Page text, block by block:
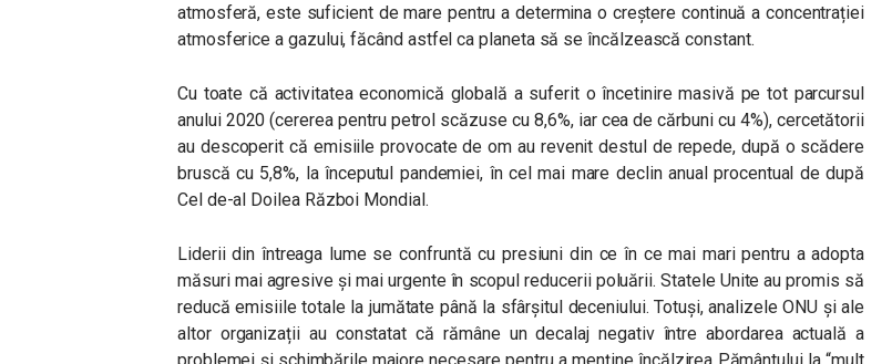
atmosferă, este suficient de mare pentru a determina o creștere continuă a concentrației
atmosferice a gazului, făcând astfel ca planeta să se încălzească constant.
Cu toate că activitatea economică globală a suferit o încetinire masivă pe tot parcursul
anului 2020 (cererea pentru petrol scăzuse cu 8,6%, iar cea de cărbuni cu 4%), cercetătorii
au descoperit că emisiile provocate de om au revenit destul de repede, după o scădere
bruscă cu 5,8%, la începutul pandemiei, în cel mai mare declin anual procentual de după
Cel de-al Doilea Război Mondial.
Liderii din întreaga lume se confruntă cu presiuni din ce în ce mai mari pentru a adopta
măsuri mai agresive și mai urgente în scopul reducerii poluării. Statele Unite au promis să
reducă emisiile totale la jumătate până la sfârșitul deceniului. Totuși, analizele ONU și ale
altor organizații au constatat că rămâne un decalaj negativ între abordarea actuală a